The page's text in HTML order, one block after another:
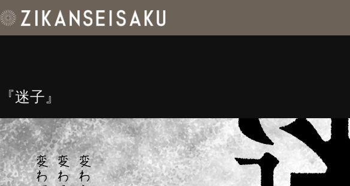
ン
プ
『迷子』